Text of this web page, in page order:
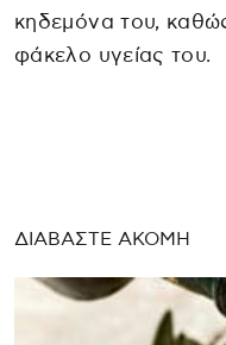
κηδεμόνα του,
φάκελο υγείας του.
ΔΙΑΒΑΣΤΕ ΑΚΟΜΗ